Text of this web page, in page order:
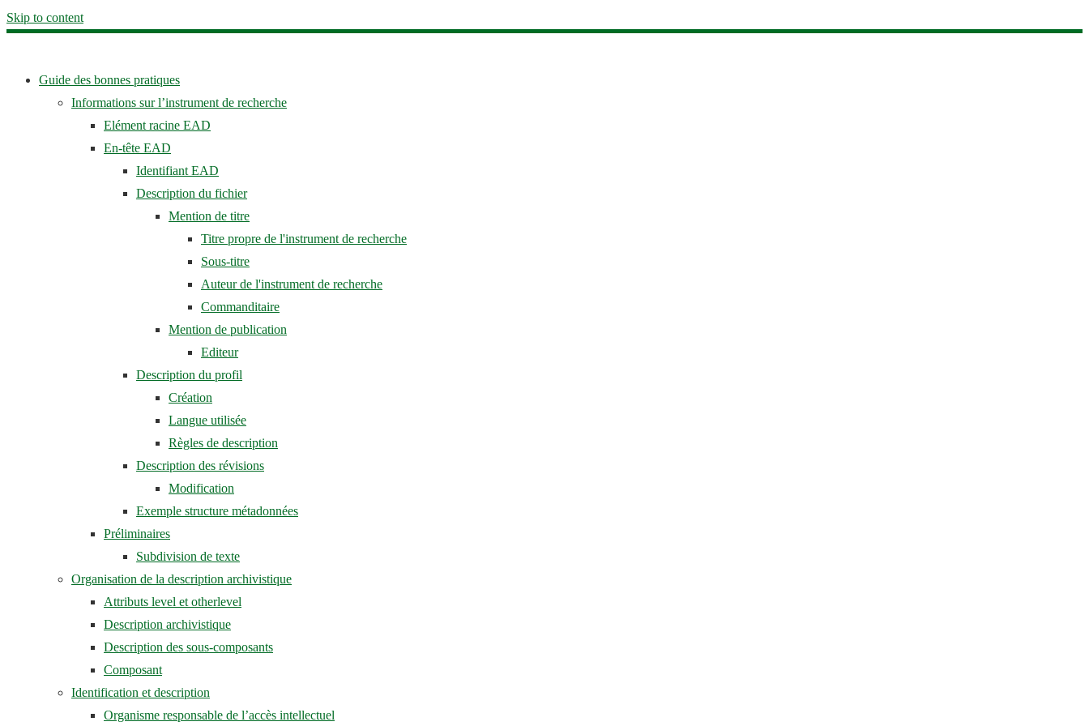
Skip to content
Guide des bonnes pratiques
Informations sur l’instrument de recherche
Elément racine EAD
En-tête EAD
Identifiant EAD
Description du fichier
Mention de titre
Titre propre de l'instrument de recherche
Sous-titre
Auteur de l'instrument de recherche
Commanditaire
Mention de publication
Editeur
Description du profil
Création
Langue utilisée
Règles de description
Description des révisions
Modification
Exemple structure métadonnées
Préliminaires
Subdivision de texte
Organisation de la description archivistique
Attributs level et otherlevel
Description archivistique
Description des sous-composants
Composant
Identification et description
Organisme responsable de l’accès intellectuel